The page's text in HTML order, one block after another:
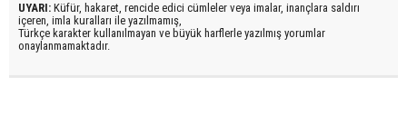
UYARI: Küfür, hakaret, rencide edici cümleler veya imalar, inançlara saldırı
içeren, imla kuralları ile yazılmamış,
Türkçe karakter kullanılmayan ve büyük harflerle yazılmış yorumlar
onaylanmamaktadır.